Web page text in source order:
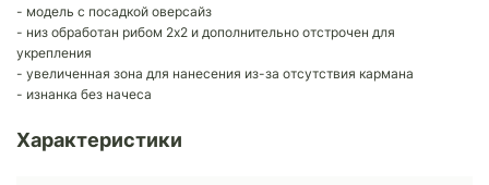
- модель с посадкой оверсайз
- низ обработан рибом 2х2 и дополнительно отстрочен для
укрепления
- увеличенная зона для нанесения из-за отсутствия кармана
- изнанка без начеса
Характеристики